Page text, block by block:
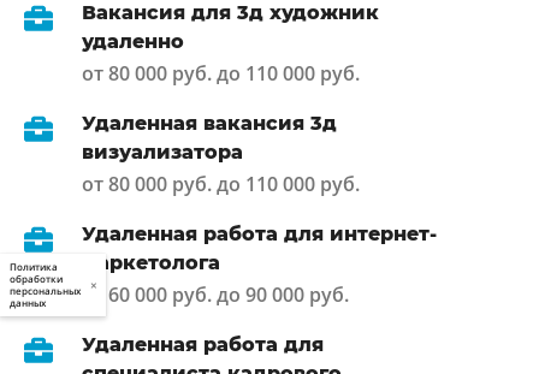
Вакансия для 3д художник
удаленно
от 80 000 руб. до 110 000 руб.
Удаленная вакансия 3д
визуализатора
от 80 000 руб. до 110 000 руб.
Удаленная работа для интернет-
маркетолога
от 60 000 руб. до 90 000 руб.
Удаленная работа для
Политика
обработки
персональных
данных
×